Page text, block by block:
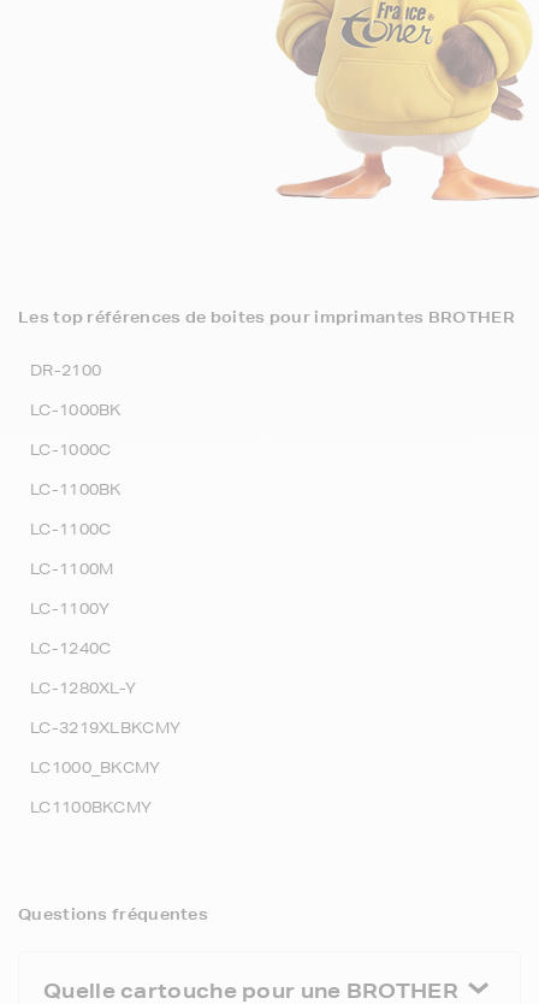
Les top références de boites pour imprimantes BROTHER
DR-2100
LC-1000BK
LC-1000C
LC-1100BK
LC-1100C
LC-1100M
LC-1100Y
LC-1240C
LC-1280XL-Y
LC-3219XLBKCMY
LC1000_BKCMY
LC1100BKCMY
Questions fréquentes
Quelle cartouche pour une BROTHER